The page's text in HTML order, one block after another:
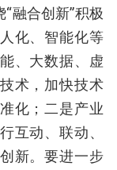
融合创新”积极
化、智能化等
、大数据、虚
术，加快技术
化；二是产业
互动、联动、
新。要进一步